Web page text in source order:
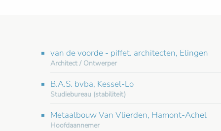
van de voorde - piffet. architecten, Elingen
Architect / Ontwerper
B.A.S. bvba, Kessel-Lo
Studiebureau (stabiliteit)
Metaalbouw Van Vlierden, Hamont-Achel
Hoofdaannemer